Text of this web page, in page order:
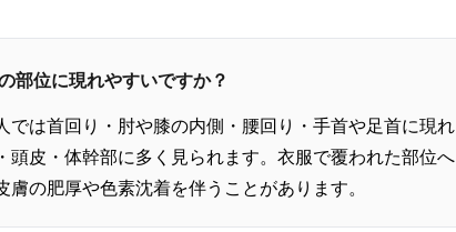
部位に現れやすいですか？
では首回り・肘や膝の内側・腰回り・手首や足首に現れ
頭皮・体幹部に多く見られます。衣服で覆われた部位へ
の肥厚や色素沈着を伴うことがあります。